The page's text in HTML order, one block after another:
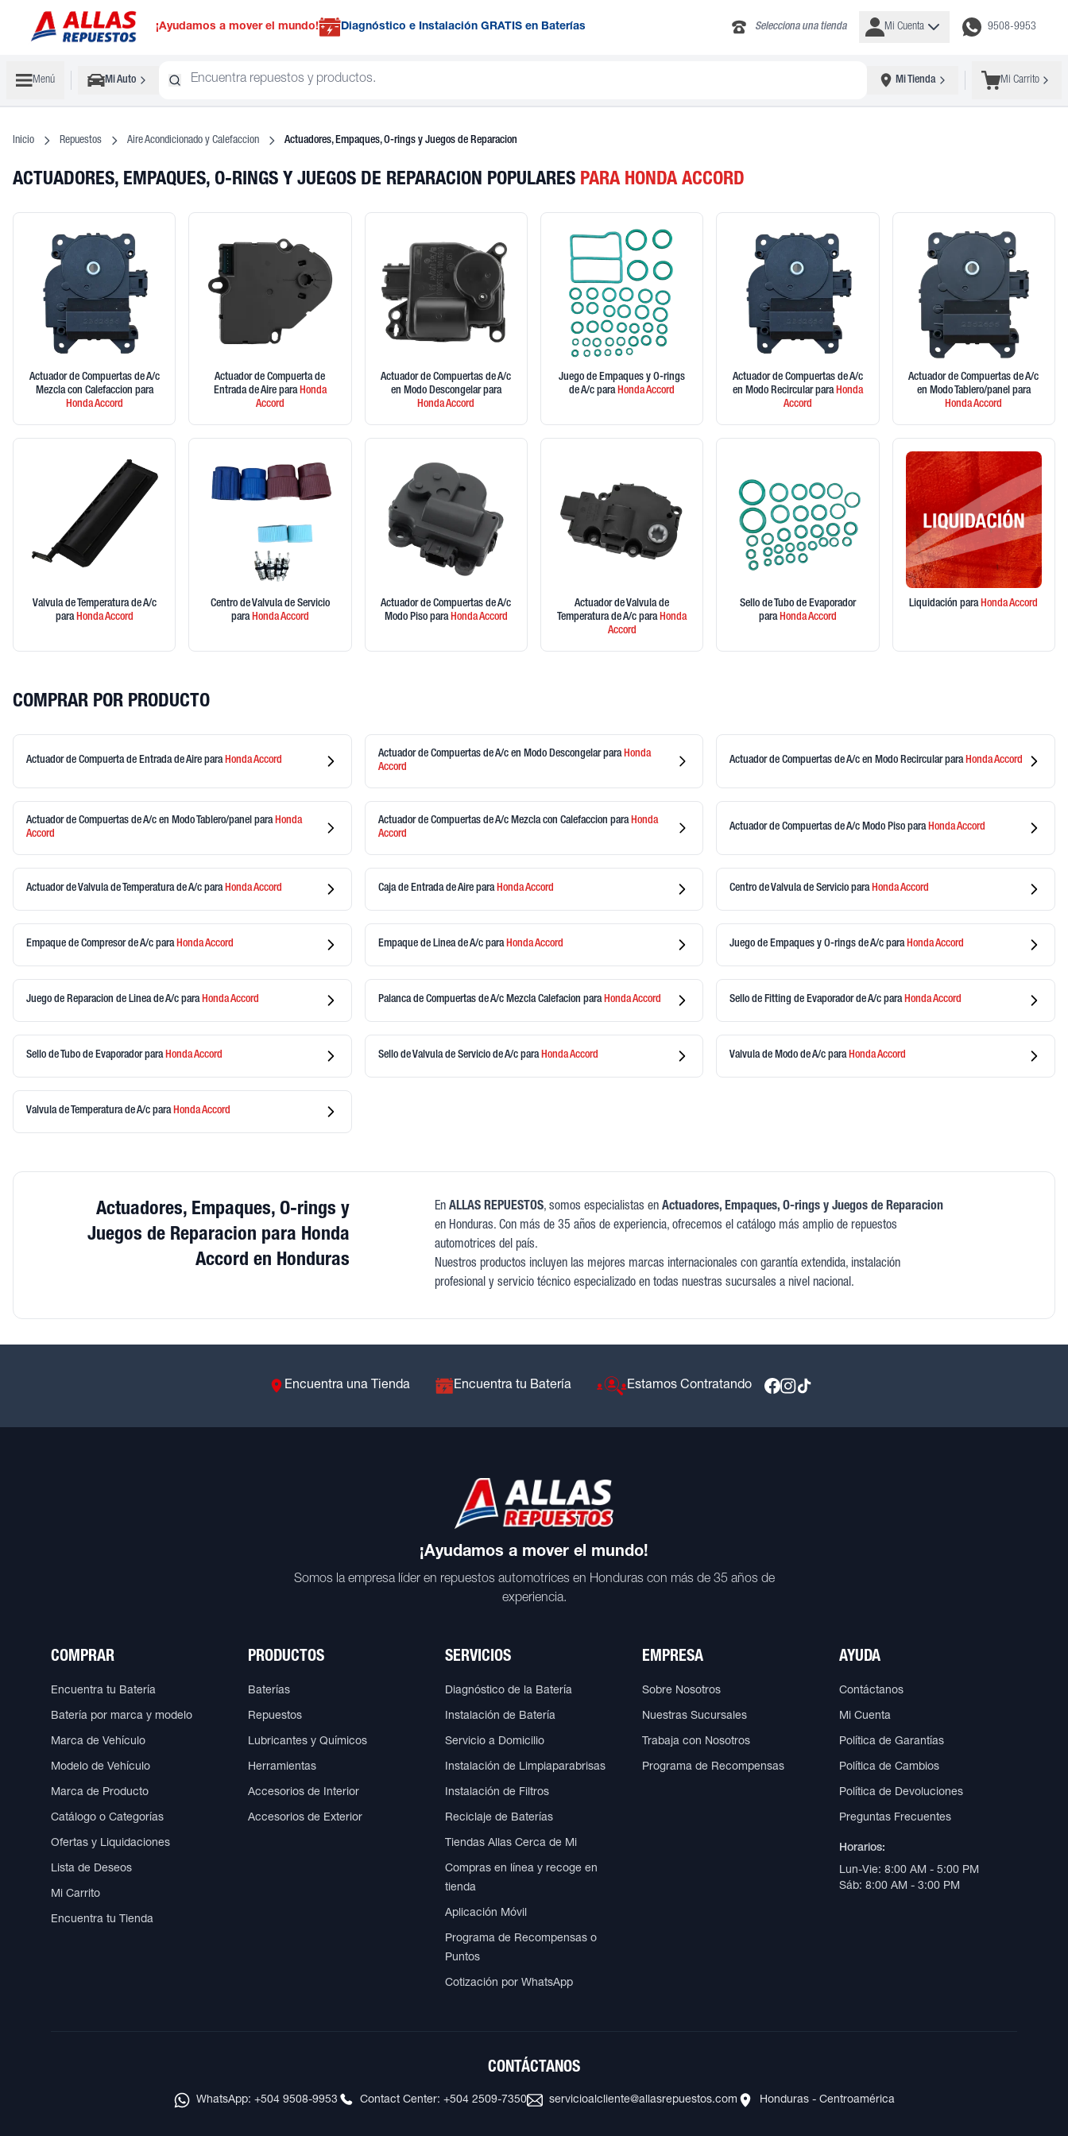
¡Ayudamos a mover el mundo! Diagnóstico e Instalación GRATIS en Baterías Selecciona una tienda Mi Cuenta 9508-9953
Menú Mi Auto Mi Tienda Mi Carrito
Inicio Repuestos Aire Acondicionado y Calefaccion Actuadores, Empaques, O-rings y Juegos de Reparacion
ACTUADORES, EMPAQUES, O-RINGS Y JUEGOS DE REPARACION POPULARES PARA HONDA ACCORD
Actuador de Compuertas de A/c
Mezcla con Calefaccion para
HondaAccord
Actuador de Compuerta de
Entrada de Aire paraHonda
Accord
Actuador de Compuertas de A/c
en Modo Descongelar para
HondaAccord
Juego de Empaques y O-rings
de A/c paraHondaAccord
Actuador de Compuertas de A/c
en Modo Recircular paraHonda
Accord
Actuador de Compuertas de A/c
en Modo Tablero/panel para
HondaAccord
Valvula de Temperatura de A/c
para HondaAccord
Centro de Valvula de Servicio
para HondaAccord
Actuador de Compuertas de A/c
Modo Piso para HondaAccord
Actuador de Valvula de
Temperatura de A/cpara Honda
Accord
Sello de Tubo de Evaporador
para HondaAccord
Liquidaciónpara HondaAccord
COMPRAR POR PRODUCTO
Actuador de Compuerta de Entrada de Aire paraHondaAccord
Actuador de Compuertas de A/c en Modo Descongelarpara Honda
Accord
Actuador de Compuertas de A/c en Modo Recircular paraHondaAccord
Actuador de Compuertas de A/c en Modo Tablero/panel para Honda
Accord
Actuador de Compuertas de A/c Mezcla con Calefaccion para Honda
Accord
Actuador de Compuertas de A/c Modo Piso paraHondaAccord
Actuador de Valvula de Temperatura de A/c paraHondaAccord Caja de Entrada de Aire paraHondaAccord Centro de Valvula de Servicio paraHondaAccord
Empaque de Compresor de A/c paraHondaAccord Empaque de Linea de A/c paraHondaAccord Juego de Empaques y O-rings de A/c paraHondaAccord
Juego de Reparacion de Linea de A/c paraHondaAccord Palanca de Compuertas de A/c Mezcla Calefacion paraHondaAccord Sello de Fitting de Evaporador de A/c paraHondaAccord
Sello de Tubo de Evaporador paraHondaAccord Sello de Valvula de Servicio de A/c paraHondaAccord Valvula de Modo de A/c paraHondaAccord
Valvula de Temperatura de A/c paraHondaAccord
Actuadores, Empaques, O-rings y
Juegos de Reparacion para Honda
Accord en Honduras
EnALLAS REPUESTOS, somos especialistas enActuadores, Empaques, O-rings y Juegos de Reparacion
en Honduras. Con más de 35 años de experiencia, ofrecemos el catálogo más amplio de repuestos
automotrices del país.
Nuestros productos incluyen las mejores marcas internacionales con garantía extendida, instalación
profesional y servicio técnico especializado en todas nuestras sucursales a nivel nacional.
Encuentra una Tienda Encuentra tu Batería Estamos Contratando
¡Ayudamos a mover el mundo!
Somos la empresa líder en repuestos automotrices en Honduras con más de 35 años de
experiencia.
COMPRAR
Encuentra tu Batería
Batería por marca y modelo
Marca de Vehículo
Modelo de Vehículo
Marca de Producto
Catálogo o Categorías
Ofertas y Liquidaciones
Lista de Deseos
Mi Carrito
Encuentra tu Tienda
PRODUCTOS
Baterías
Repuestos
Lubricantes y Químicos
Herramientas
Accesorios de Interior
Accesorios de Exterior
SERVICIOS
Diagnóstico de la Batería
Instalación de Batería
Servicio a Domicilio
Instalación de Limpiaparabrisas
Instalación de Filtros
Reciclaje de Baterías
Tiendas Allas Cerca de Mi
Compras en línea y recoge en
tienda
Aplicación Móvil
Programa de Recompensas o
Puntos
Cotización por WhatsApp
EMPRESA
Sobre Nosotros
Nuestras Sucursales
Trabaja con Nosotros
Programa de Recompensas
AYUDA
Contáctanos
Mi Cuenta
Política de Garantías
Política de Cambios
Política de Devoluciones
Preguntas Frecuentes
Horarios:
Lun-Vie: 8:00 AM - 5:00 PM
Sáb: 8:00 AM - 3:00 PM
CONTÁCTANOS
WhatsApp: +504 9508-9953 Contact Center: +504 2509-7350 servicioalcliente@allasrepuestos.com Honduras - Centroamérica